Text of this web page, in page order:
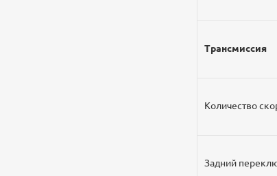
Трансмиссия
Количество
Задний